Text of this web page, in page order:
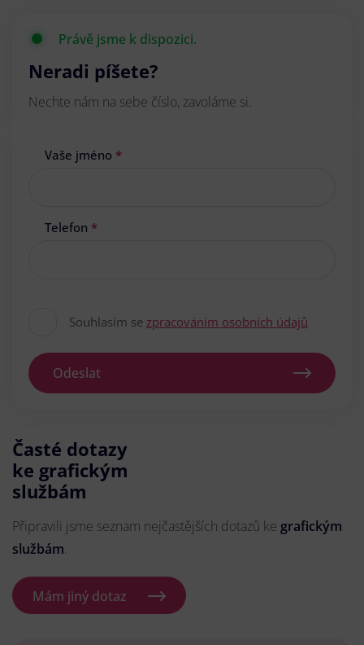
Právě jsme k dispozici.
Neradi píšete?
Nechte nám na sebe číslo, zavoláme si.
Vaše jméno *
Telefon *
Souhlasím se zpracováním osobních údajů
Odeslat
Časté dotazy
ke grafickým
službám
Připravili jsme seznam nejčastějších dotazů ke grafickým
službám.
Mám jiný dotaz